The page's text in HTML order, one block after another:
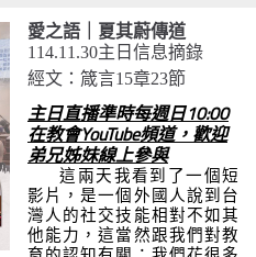
愛之語｜夏其蔚傳道
114.11.30主日信息摘錄
經文：箴言15章23節
主日直播準時每週日10:00
在教會YouTube頻道，歡迎
弟兄姊妹線上參與
這兩天我看到了一個短
影片，是一個外國人說到台
灣人的社交技能相對不如其
他能力，這當然跟我們對教